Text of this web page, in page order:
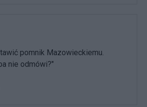
pomnik Mazowieckiemu.
nie odmówi?"